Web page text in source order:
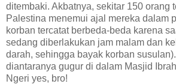
ditembaki. Akbatnya, sekitar 150 orang
Palestina menemui ajal mereka dalam
korban tercatat berbeda-beda karena
sedang diberlakukan jam malam dan
darah, sehingga bayak korban
diantaranya gugur di dalam Masjid
Ngeri yes, bro!